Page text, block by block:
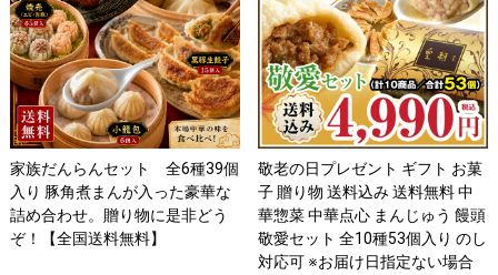
家族だんらんセット 全6種39個
入り 豚角煮まんが入った豪華な
詰め合わせ。贈り物に是非どう
ぞ！【全国送料無料】
敬老の日プレゼント ギフト お菓
子 贈り物 送料込み 送料無料 中
華惣菜 中華点心 まんじゅう 饅頭
敬愛セット 全10種53個入り のし
対応可 ※お届け日指定ない場合